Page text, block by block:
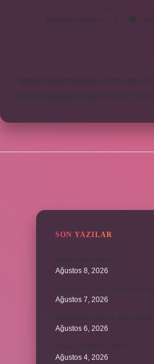
Devamını okuyun
Doğumdan
Hemen
https://motorkulubu.com
https://saytasinsaat.com.tr
SON YAZILAR
Ağustos 8, 2026
Ağustos 7, 2026
Ağustos 6, 2026
Ağustos 4, 2026